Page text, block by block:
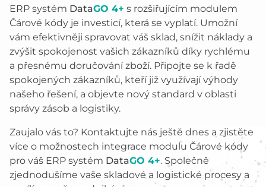
ERP systém DataGO 4+ s rozšiřujícím modulem
Čárové kódy je investicí, která se vyplatí. Umožní
vám efektivněji spravovat váš sklad, snížit náklady a
zvýšit spokojenost vašich zákazníků díky rychlému
a přesnému doručování zboží. Připojte se k řadě
spokojených zákazníků, kteří již využívají výhody
našeho řešení, a objevte nový standard v oblasti
správy zásob a logistiky.
Zaujalo vás to? Kontaktujte nás ještě dnes a zjistěte
více o možnostech integrace modulu Čárové kódy
pro váš ERP systém DataGO 4+. Společně
zjednodušíme vaše skladové a logistické procesy a